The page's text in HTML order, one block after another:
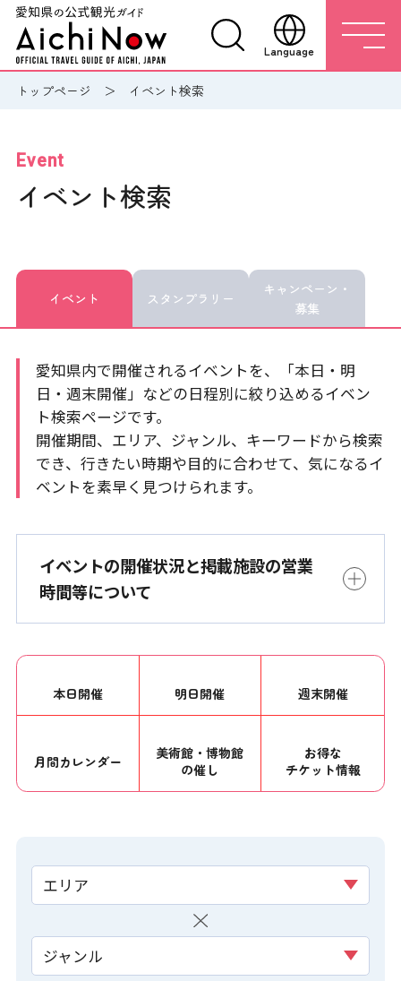
Language
トップページ イベント検索
Event
イベント検索
イベント スタンプラリー
キャンペーン・
募集
愛知県内で開催されるイベントを、「本日・明
日・週末開催」などの日程別に絞り込めるイベン
ト検索ページです。
開催期間、エリア、ジャンル、キーワードから検索
でき、行きたい時期や目的に合わせて、気になるイ
ベントを素早く見つけられます。
イベントの開催状況と掲載施設の営業
時間等について
本日開催 明日開催 週末開催
月間カレンダー
美術館・博物館
の催し
お得な
チケット情報
エリア
ジャンル